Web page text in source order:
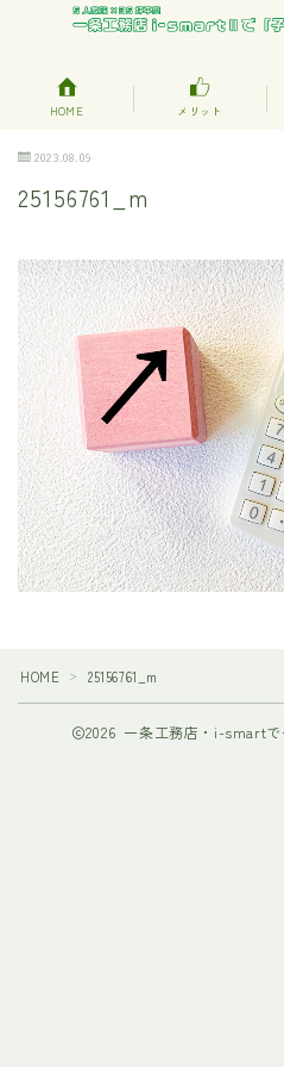
HOME メリット
2023.08.09
25156761_m
HOME ＞ 25156761_m
2026 一条工務店・i-smart